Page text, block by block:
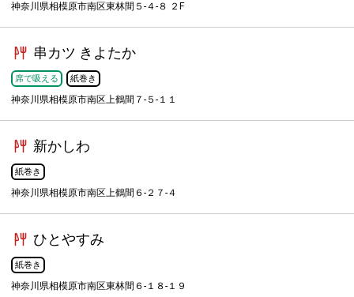
神奈川県相模原市南区東林間５-４-８ ２F
串カツ きよたか
席で吸える 紙巻き
神奈川県相模原市南区上鶴間７-５-１１
新かしわ
紙巻き
神奈川県相模原市南区上鶴間６-２７-４
ひとやすみ
紙巻き
神奈川県相模原市南区東林間６-１８-１９